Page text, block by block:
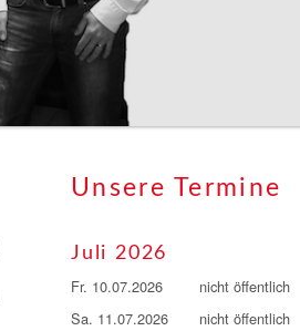
Unsere Termine
Juli 2026
Fr. 10.07.2026 nicht öffentlich
Sa. 11.07.2026
nicht öffentlich